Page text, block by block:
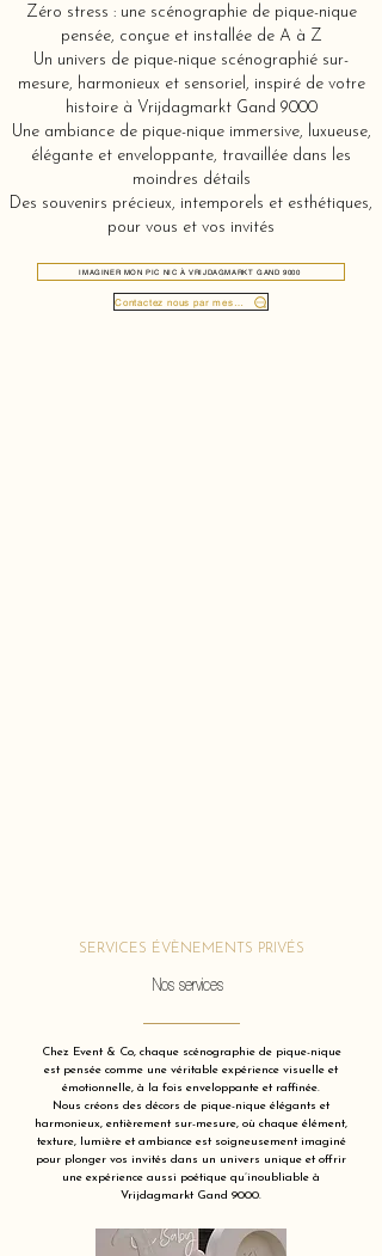
Zéro stress : une scénographie de pique-nique
pensée, conçue et installée de A à Z
Un univers de pique-nique scénographié sur-
mesure, harmonieux et sensoriel, inspiré de votre
histoire à Vrijdagmarkt Gand 9000
Une ambiance de pique-nique immersive, luxueuse,
élégante et enveloppante, travaillée dans les
moindres détails
Des souvenirs précieux, intemporels et esthétiques,
pour vous et vos invités
IMAGINER MON PIC NIC À VRIJDAGMARKT GAND 9000
SERVICES ÉVÈNEMENTS PRIVÉS
Nos services
Chez Event & Co, chaque scénographie de pique-nique
est pensée comme une véritable expérience visuelle et
émotionnelle, à la fois enveloppante et raffinée.
Nous créons des décors de pique-nique élégants et
harmonieux, entièrement sur-mesure, où chaque élément,
texture, lumière et ambiance est soigneusement imaginé
pour plonger vos invités dans un univers unique et offrir
une expérience aussi poétique qu’inoubliable à
Vrijdagmarkt Gand 9000.